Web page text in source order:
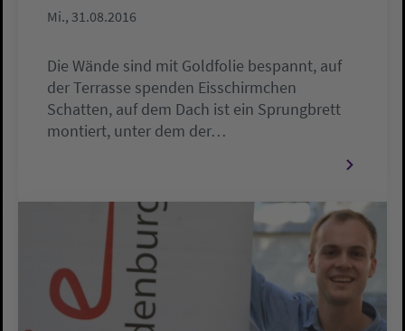
Mi., 31.08.2016
Die Wände sind mit Goldfolie bespannt, auf
der Terrasse spenden Eisschirmchen
Schatten, auf dem Dach ist ein Sprungbrett
montiert, unter dem der…